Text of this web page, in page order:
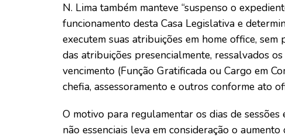
N. Lima também manteve “suspenso o
funcionamento desta Casa Legislativa e
executem suas atribuições em home office,
das atribuições presencialmente, ressalvados
vencimento (Função Gratificada ou Cargo em
chefia, assessoramento e outros conforme ato
O motivo para regulamentar os dias de
não essenciais leva em consideração o